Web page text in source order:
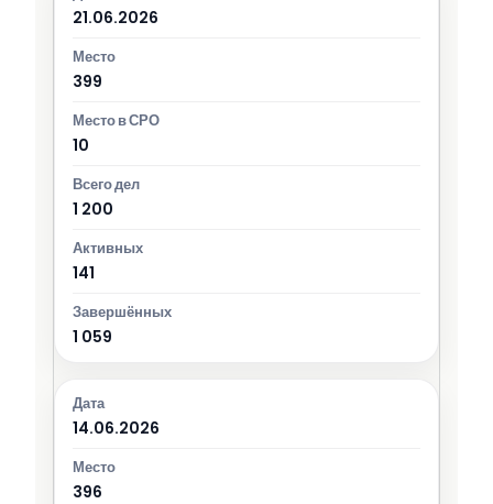
21.06.2026
399
10
1 200
141
1 059
14.06.2026
396